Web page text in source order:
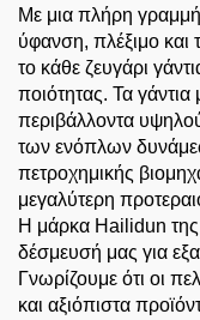
Με μια πλήρη
ύφανση, πλέξιμο και
το κάθε ζευγάρι
ποιότητας. Τα
περιβάλλοντα
των ενόπλων
πετροχημικής
μεγαλύτερη
Η μάρκα Hailidun
δέσμευσή μας για
Γνωρίζουμε ότι οι
και αξιόπιστα